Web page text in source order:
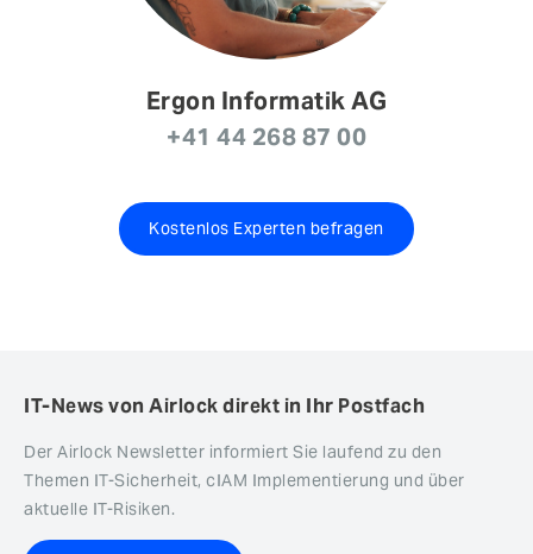
Ergon Informatik AG
+41 44 268 87 00
Kostenlos Experten befragen
IT-News von Airlock direkt in Ihr Postfach
Der Airlock Newsletter informiert Sie laufend zu den
Themen IT-Sicherheit, cIAM Implementierung und über
aktuelle IT-Risiken.